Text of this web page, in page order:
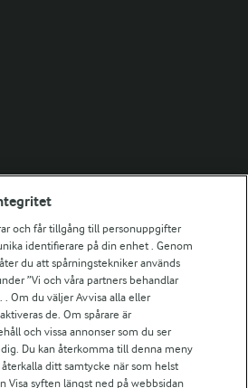
och får tillgång till personuppgifter
identifierare på din enhet . Genom
du att spårningstekniker används
”Vi och våra partners behandlar
. Om du väljer Avvisa alla eller
de. Om spårare är
och vissa annonser som du ser
Du kan återkomma till denna meny
ditt samtycke när som helst
Visa syften längst ned på webbsidan